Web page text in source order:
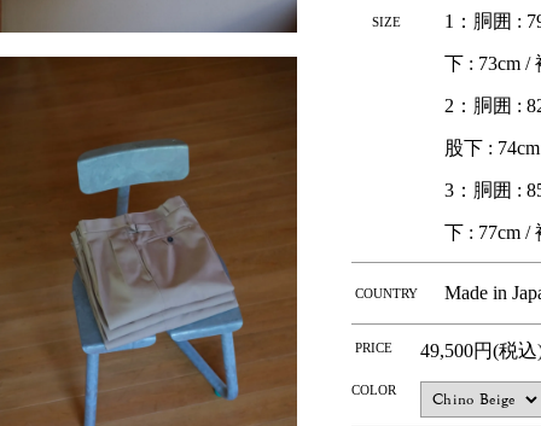
SIZE 1：胴囲 :
下 : 73cm /
2：胴囲 :
股下 :
3：胴囲 :
下 : 77cm /
COUNTRY Made in
PRICE 49,500円(税込
COLOR